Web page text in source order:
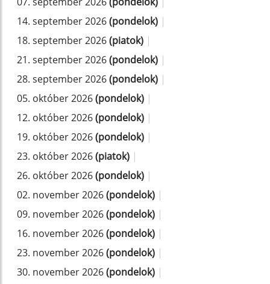
14. september 2026(pondelok) |
18. september 2026(piatok) |
21. september 2026(pondelok) |
28. september 2026(pondelok) |
05. október 2026(pondelok) |
12. október 2026(pondelok) |
19. október 2026(pondelok) |
23. október 2026(piatok) |
26. október 2026(pondelok) |
02. november 2026(pondelok) |
09. november 2026(pondelok) |
16. november 2026(pondelok) |
23. november 2026(pondelok) |
30. november 2026(pondelok) |